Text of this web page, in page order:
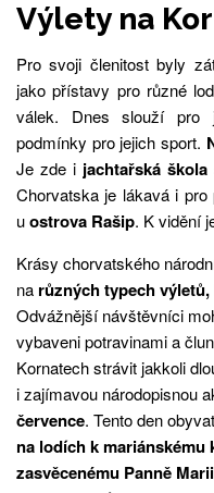
Výlety na
Pro svoji členitost byly
jako přístavy pro různé
válek. Dnes slouží pro
podmínky pro jejich sport.
Je zde i jachtařská škola
Chorvatska je lákavá i pro
uostrova Rašip. K vidění
Krásy chorvatského
na různých typech
Odvážnější návštěvníci
vybaveni potravinami a
Kornatech strávit jakkoli
i zajímavou národopisnou
července. Tento den
na lodích k
zasvěcenému Panně